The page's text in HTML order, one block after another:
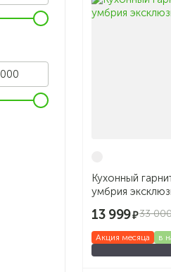
Кухонный
умбрия
13 999 33
Акция месяца в